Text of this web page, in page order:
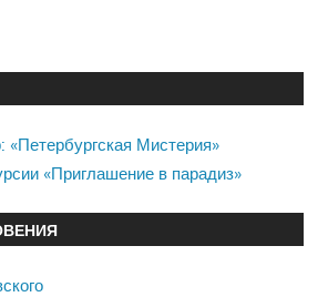
Мистерия»
«Приглашение в парадиз»